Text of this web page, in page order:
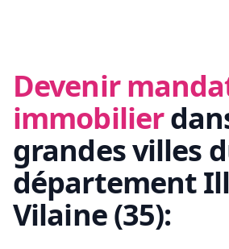
Devenir
immobilier
grandes villes
département
Vilaine(35):